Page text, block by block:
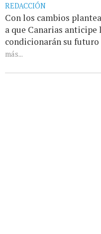
REDACCIÓN
Con los cambios
a que Canarias anticipe
condicionarán su futuro
más...